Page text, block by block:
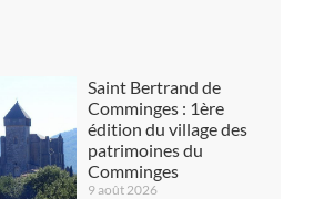
Saint Bertrand de
Comminges : 1ère
édition du village des
patrimoines du
Comminges
9 août 2026